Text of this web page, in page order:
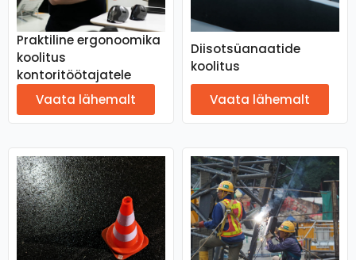
Praktiline ergonoomika
koolitus
kontoritöötajatele
Vaata lähemalt
Diisotsüanaatide
koolitus
Vaata lähemalt